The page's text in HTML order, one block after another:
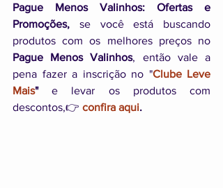
Pague Menos Valinhos: Ofertas e
Promoções, se você está buscando
Pague Menos Valinhos, então vale a
pena fazer a inscrição no "Clube Leve
Mais" e levar os produtos com
descontos,👉 confira aqui.